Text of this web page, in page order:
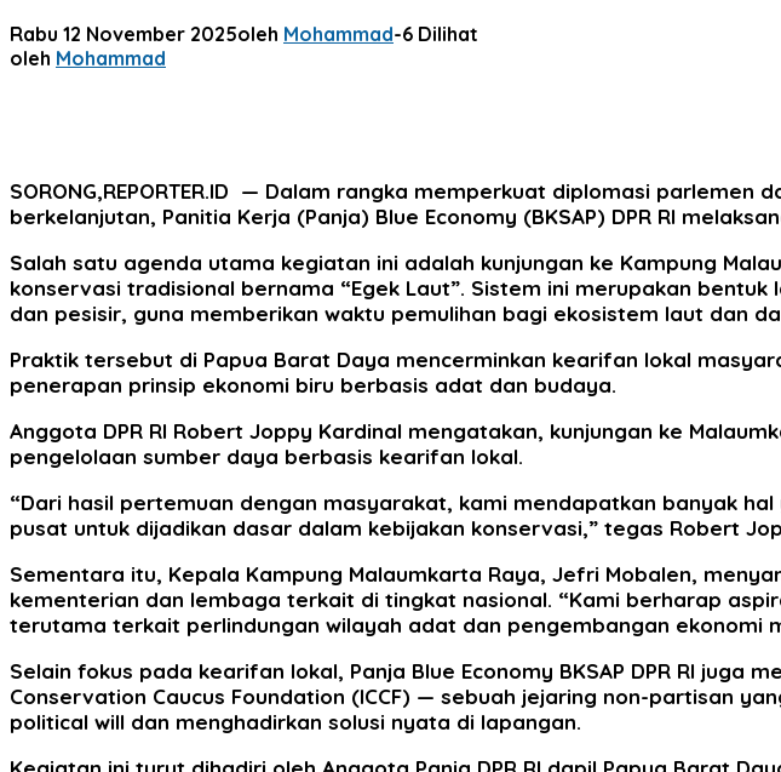
Rabu 12 November 2025oleh Mohammad-6 Dilihat
oleh Mohammad
SORONG,REPORTER.ID — Dalam rangka memperkuat diplomasi parlemen
berkelanjutan, Panitia Kerja (Panja) Blue Economy (BKSAP) DPR RI
Salah satu agenda utama kegiatan ini adalah kunjungan ke Kampung
konservasi tradisional bernama “Egek Laut”. Sistem ini merupakan
dan pesisir, guna memberikan waktu pemulihan bagi ekosistem laut dan
Praktik tersebut di Papua Barat Daya mencerminkan kearifan lokal
penerapan prinsip ekonomi biru berbasis adat dan budaya.
Anggota DPR RI Robert Joppy Kardinal mengatakan, kunjungan ke
pengelolaan sumber daya berbasis kearifan lokal.
“Dari hasil pertemuan dengan masyarakat, kami mendapatkan banyak
pusat untuk dijadikan dasar dalam kebijakan konservasi,” tegas Robert
Sementara itu, Kepala Kampung Malaumkarta Raya, Jefri Mobalen,
kementerian dan lembaga terkait di tingkat nasional. “Kami berharap
terutama terkait perlindungan wilayah adat dan pengembangan ekonomi
Selain fokus pada kearifan lokal, Panja Blue Economy BKSAP DPR RI
Conservation Caucus Foundation (ICCF) — sebuah jejaring non-partisan
political will dan menghadirkan solusi nyata di lapangan.